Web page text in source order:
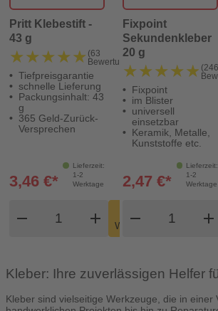
Pritt Klebestift -
43 g
★★★★★
★★★★★ (63
Bewertungen)
Tiefpreisgarantie
schnelle Lieferung
Packungsinhalt: 43
g
365 Geld-Zurück-
Versprechen
Lieferzeit:
1-2
Werktage
3,46 €*
remove add
Warenkorb
shopping_cart
Fixpoint
Sekundenkleber
20 g
★★★★★
★★★★★ (246
Fixpoint
im Blister
universell
einsetzbar
Keramik, Metalle,
Kunststoffe etc.
Lieferzeit:
1-2
Werktage
2,47 €*
remove add
Kleber: Ihre zuverlässigen Helfer
Kleber sind vielseitige Werkzeuge, die in